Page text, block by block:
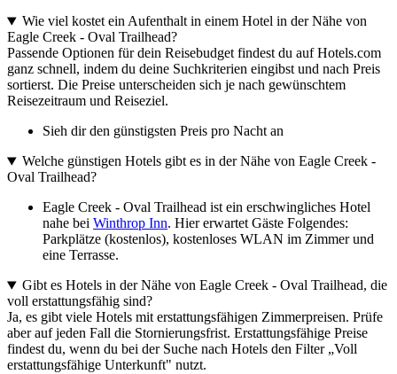
Wie viel kostet ein Aufenthalt in einem Hotel in der Nähe von
Eagle Creek - Oval Trailhead?
Passende Optionen für dein Reisebudget findest du auf Hotels.com
ganz schnell, indem du deine Suchkriterien eingibst und nach Preis
sortierst. Die Preise unterscheiden sich je nach gewünschtem
Reisezeitraum und Reiseziel.
Sieh dir den günstigsten Preis pro Nacht an
Welche günstigen Hotels gibt es in der Nähe von Eagle Creek -
Oval Trailhead?
Eagle Creek - Oval Trailhead ist ein erschwingliches Hotel
nahe bei Winthrop Inn. Hier erwartet Gäste Folgendes:
Parkplätze (kostenlos), kostenloses WLAN im Zimmer und
eine Terrasse.
Gibt es Hotels in der Nähe von Eagle Creek - Oval Trailhead, die
voll erstattungsfähig sind?
Ja, es gibt viele Hotels mit erstattungsfähigen Zimmerpreisen. Prüfe
aber auf jeden Fall die Stornierungsfrist. Erstattungsfähige Preise
findest du, wenn du bei der Suche nach Hotels den Filter „Voll
erstattungsfähige Unterkunft" nutzt.